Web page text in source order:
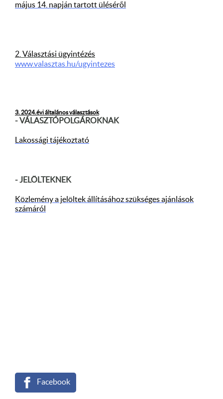
május 14. napján tartott üléséről
2. Választási ügyintézés
www.valasztas.hu/ugyintezes
3. 2024.évi általános választások
- VÁLASZTÓPOLGÁROKNAK
Lakossági tájékoztató
- JELÖLTEKNEK
Közlemény a jelöltek állításához szükséges ajánlások
számáról
Facebook